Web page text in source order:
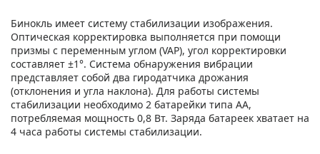
Бинокль имеет систему стабилизации изображения.
Оптическая корректировка выполняется при помощи
призмы с переменным углом (VAP), угол корректировки
составляет ±1°. Система обнаружения вибрации
представляет собой два гиродатчика дрожания
(отклонения и угла наклона). Для работы системы
стабилизации необходимо 2 батарейки типа AA,
потребляемая мощность 0,8 Вт. Заряда батареек хватает на
4 часа работы системы стабилизации.